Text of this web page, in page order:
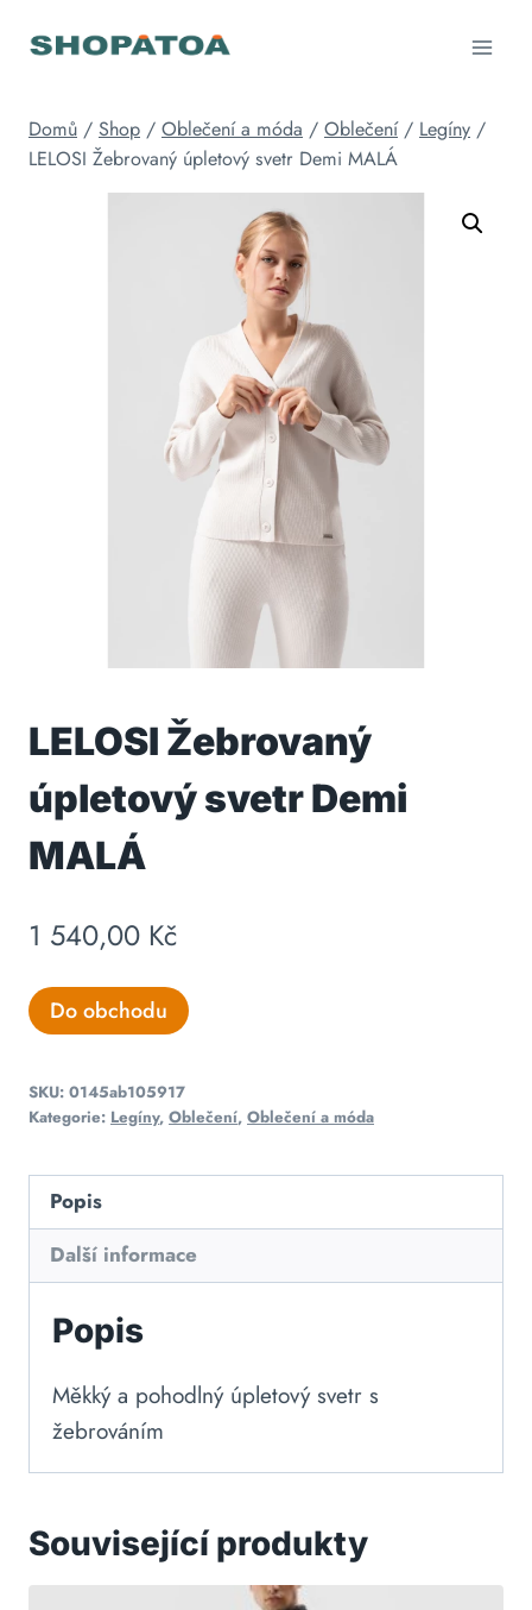
Domů / Shop / Oblečení a móda / Oblečení / Legíny /
LELOSI Žebrovaný úpletový svetr Demi MALÁ
LELOSI Žebrovaný
úpletový svetr Demi
MALÁ
1 540,00 Kč
Do obchodu
SKU: 0145ab105917
Kategorie: Legíny, Oblečení, Oblečení a móda
Popis
Další informace
Popis
Měkký a pohodlný úpletový svetr s
žebrováním
Související produkty